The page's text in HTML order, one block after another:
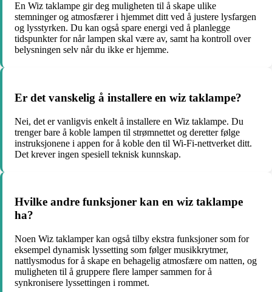
En Wiz taklampe gir deg muligheten til å skape ulike
stemninger og atmosfærer i hjemmet ditt ved å justere lysfargen
og lysstyrken. Du kan også spare energi ved å planlegge
tidspunkter for når lampen skal være av, samt ha kontroll over
belysningen selv når du ikke er hjemme.
Er det vanskelig å installere en wiz taklampe?
Nei, det er vanligvis enkelt å installere en Wiz taklampe. Du
trenger bare å koble lampen til strømnettet og deretter følge
instruksjonene i appen for å koble den til Wi-Fi-nettverket ditt.
Det krever ingen spesiell teknisk kunnskap.
Hvilke andre funksjoner kan en wiz taklampe
ha?
Noen Wiz taklamper kan også tilby ekstra funksjoner som for
eksempel dynamisk lyssetting som følger musikkrytmer,
nattlysmodus for å skape en behagelig atmosfære om natten, og
muligheten til å gruppere flere lamper sammen for å
synkronisere lyssettingen i rommet.